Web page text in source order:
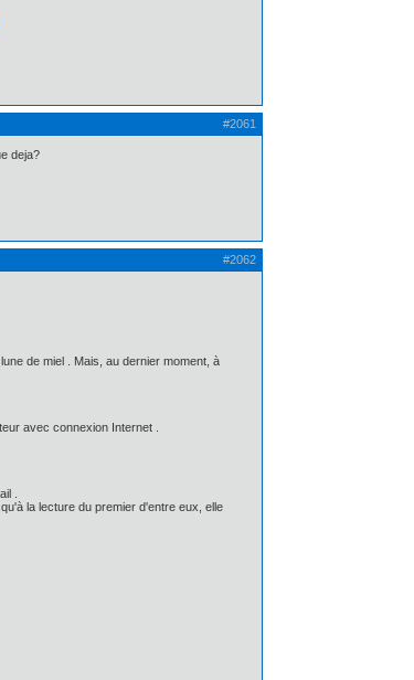
#2061
deja?
#2062
de miel . Mais, au dernier moment, à
avec connexion Internet .
.
la lecture du premier d'entre eux, elle